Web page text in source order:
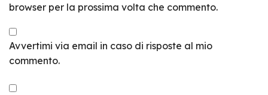
browser per la prossima volta che commento.
Avvertimi via email in caso di risposte al mio
commento.